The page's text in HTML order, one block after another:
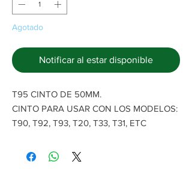
Agotado
Notificar al estar disponible
T95 CINTO DE 50MM.
CINTO PARA USAR CON LOS MODELOS:
T90, T92, T93, T20, T33, T31, ETC